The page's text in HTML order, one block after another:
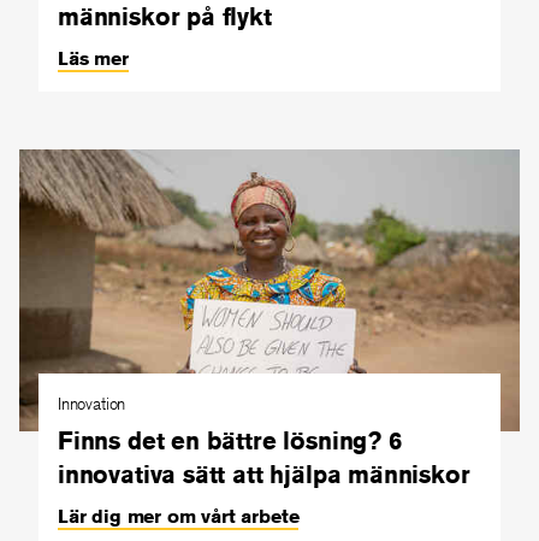
människor på flykt
Läs mer
Innovation
Finns det en bättre lösning? 6
innovativa sätt att hjälpa människor
Lär dig mer om vårt arbete